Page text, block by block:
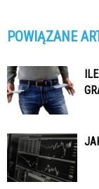
POWIĄZANE